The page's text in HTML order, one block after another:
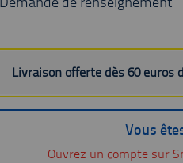
Livraison offerte dès 60 euros
Vous
Ouvrez un compte sur